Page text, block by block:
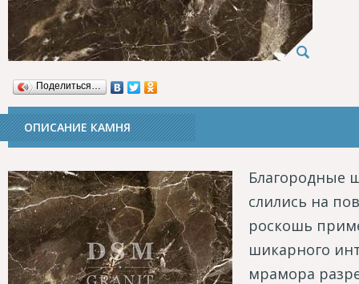
Поделиться…
ОПИСАНИЕ КАМНЯ
Благородные
слились на
роскошь
шикарного
мрамора